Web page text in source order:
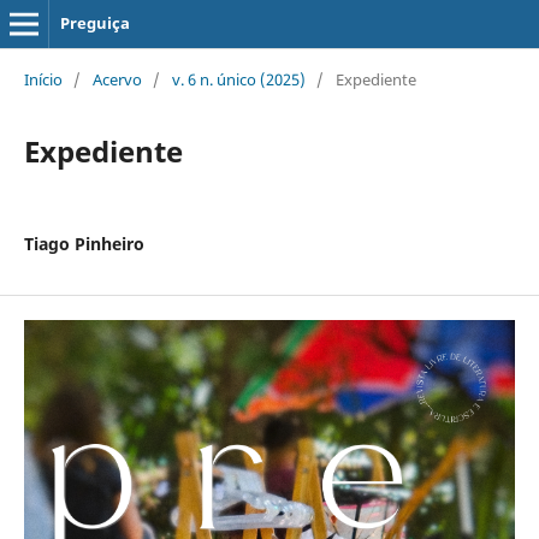
Preguiça
Início / Acervo / v. 6 n. único (2025) / Expediente
Expediente
Tiago Pinheiro